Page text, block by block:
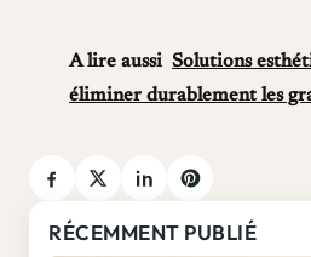
A lire aussi Solutions
éliminer durablement les
RÉCEMMENT PUBLIÉ